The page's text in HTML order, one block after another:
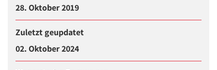
28. Oktober 2019
Zuletzt geupdatet
02. Oktober 2024